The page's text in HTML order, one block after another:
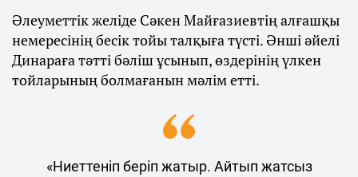
Әлеуметтік желіде Сәкен Майғазиевтің алғашқы
немересінің бесік тойы талқыға түсті. Әнші әйелі
Динараға тәтті бәліш ұсынып, өздерінің үлкен
тойларының болмағанын мәлім етті.
«Ниеттеніп беріп жатыр. Айтып жатсыз